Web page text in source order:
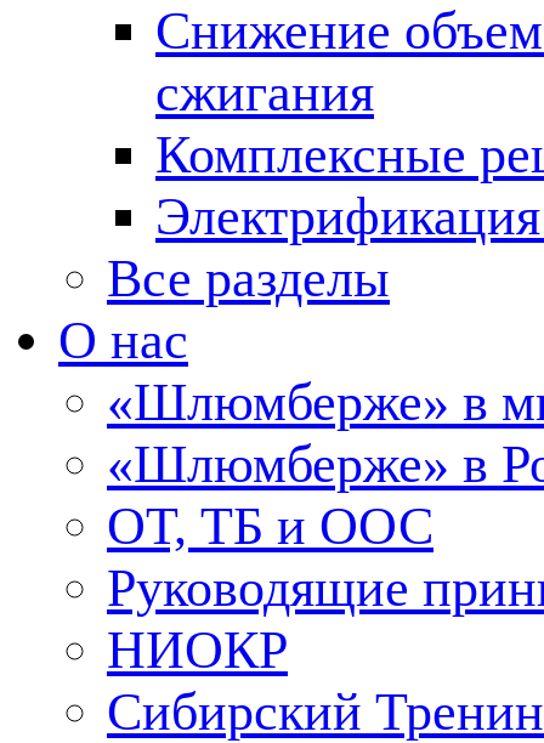
Снижение
сжигания
Комплексные
Все разделы
О нас
«Шлюмберже» в
«Шлюмберже» в
ОТ, ТБ и ООС
Руководящие
НИОКР
Сибирский